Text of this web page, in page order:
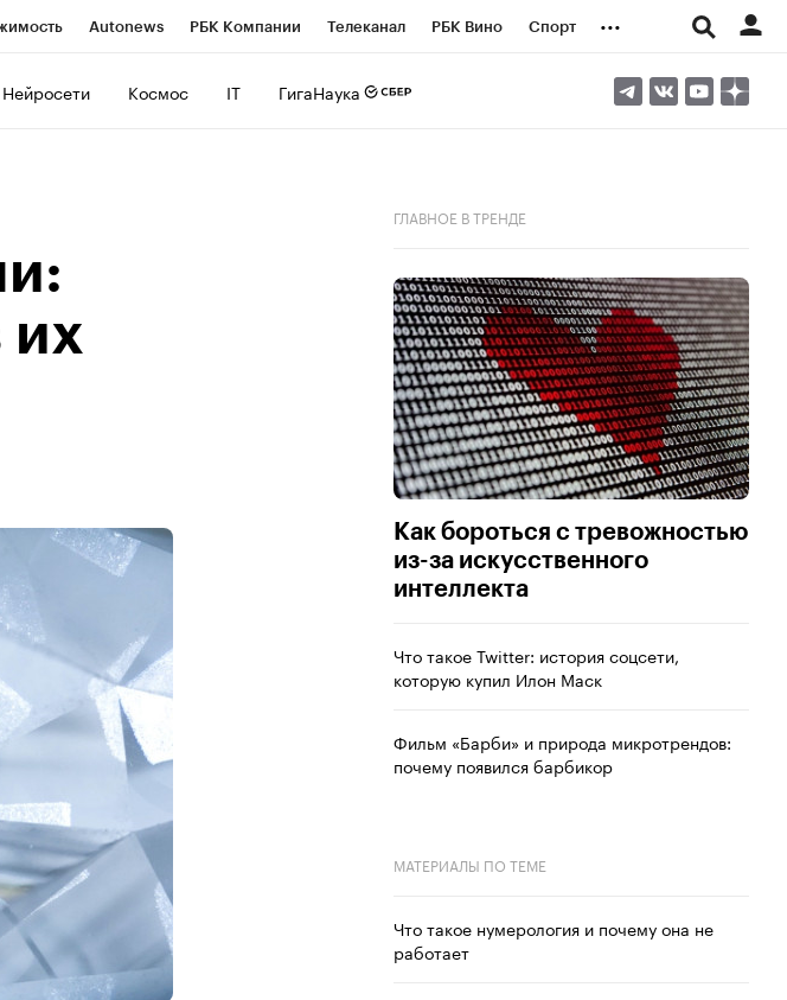
Autonews РБК Компании Телеканал РБК Вино Спорт ...
Нейросети Космос IT ГигаНаука
их
ГЛАВНОЕ В ТРЕНДЕ
Как бороться с тревожностью
из-за искусственного
интеллекта
Что такое Twitter: история соцсети,
которую купил Илон Маск
Фильм «Барби» и природа микротрендов:
почему появился барбикор
МАТЕРИАЛЫ ПО ТЕМЕ
Что такое нумерология и почему она не
работает